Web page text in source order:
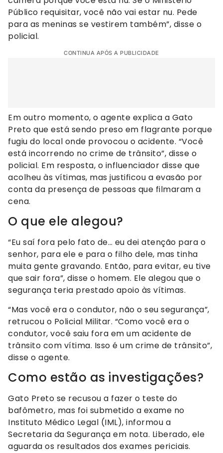
Público requisitar, você não vai estar nu. Pede
para as meninas se vestirem também”, disse o
policial.
CONTINUA APÓS A PUBLICIDADE
Em outro momento, o agente explica a Gato
Preto que está sendo preso em flagrante porque
fugiu do local onde provocou o acidente. “Você
está incorrendo no crime de trânsito”, disse o
policial. Em resposta, o influenciador disse que
acolheu às vítimas, mas justificou a evasão por
conta da presença de pessoas que filmaram a
cena.
O que ele alegou?
“Eu saí fora pelo fato de… eu dei atenção para o
senhor, para ele e para o filho dele, mas tinha
muita gente gravando. Então, para evitar, eu tive
que sair fora”, disse o homem. Ele alegou que o
segurança teria prestado apoio às vítimas.
“Mas você era o condutor, não o seu segurança”,
retrucou o Policial Militar. “Como você era o
condutor, você saiu fora em um acidente de
trânsito com vítima. Isso é um crime de trânsito”,
disse o agente.
Como estão as investigações?
Gato Preto se recusou a fazer o teste do
bafômetro, mas foi submetido a exame no
Instituto Médico Legal (IML), informou a
Secretaria da Segurança em nota. Liberado, ele
aguarda os resultados dos exames periciais.